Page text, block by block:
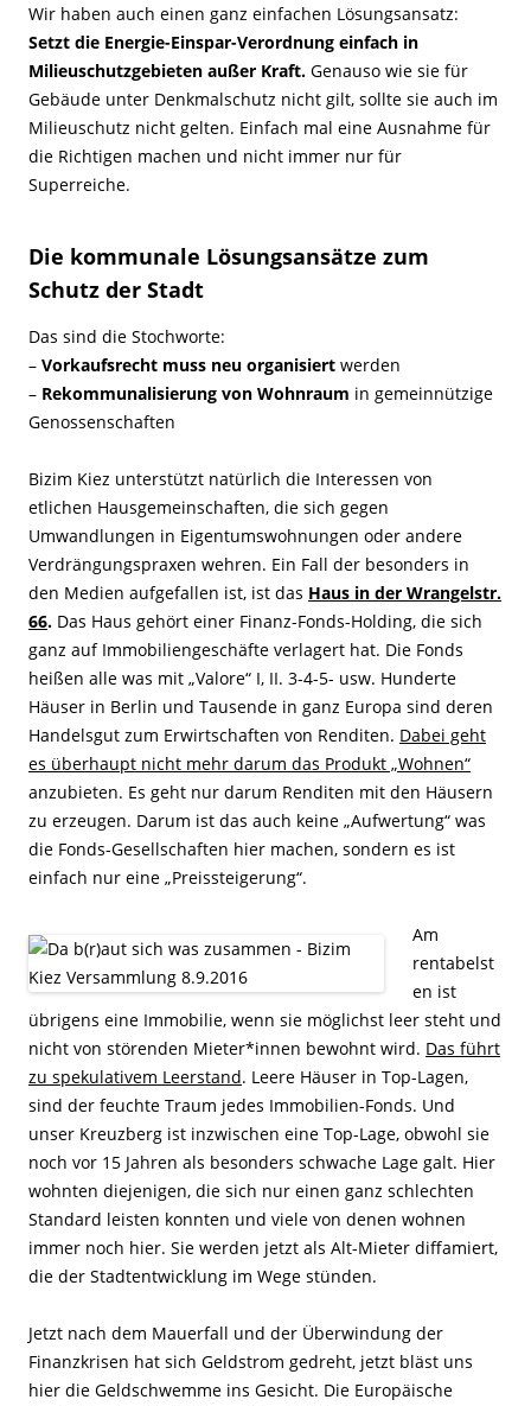
Wir haben auch einen ganz einfachen Lösungsansatz:
Setzt die Energie-Einspar-Verordnung einfach in
Milieuschutzgebieten außer Kraft. Genauso wie sie für
Gebäude unter Denkmalschutz nicht gilt, sollte sie auch im
Milieuschutz nicht gelten. Einfach mal eine Ausnahme für
die Richtigen machen und nicht immer nur für
Superreiche.
Die kommunale Lösungsansätze zum
Schutz der Stadt
Das sind die Stochworte:
– Vorkaufsrecht muss neu organisiert werden
– Rekommunalisierung von Wohnraum in gemeinnützige
Genossenschaften
Bizim Kiez unterstützt natürlich die Interessen von
etlichen Hausgemeinschaften, die sich gegen
Umwandlungen in Eigentumswohnungen oder andere
Verdrängungspraxen wehren. Ein Fall der besonders in
den Medien aufgefallen ist, ist das Haus in der Wrangelstr.
66. Das Haus gehört einer Finanz-Fonds-Holding, die sich
ganz auf Immobiliengeschäfte verlagert hat. Die Fonds
heißen alle was mit „Valore“ I, II. 3-4-5- usw. Hunderte
Häuser in Berlin und Tausende in ganz Europa sind deren
Handelsgut zum Erwirtschaften von Renditen. Dabei geht
es überhaupt nicht mehr darum das Produkt „Wohnen“
anzubieten. Es geht nur darum Renditen mit den Häusern
zu erzeugen. Darum ist das auch keine „Aufwertung“ was
die Fonds-Gesellschaften hier machen, sondern es ist
einfach nur eine „Preissteigerung“.
Am
rentabelst
en ist
übrigens eine Immobilie, wenn sie möglichst leer steht und
nicht von störenden Mieter*innen bewohnt wird. Das führt
zu spekulativem Leerstand. Leere Häuser in Top-Lagen,
sind der feuchte Traum jedes Immobilien-Fonds. Und
unser Kreuzberg ist inzwischen eine Top-Lage, obwohl sie
noch vor 15 Jahren als besonders schwache Lage galt. Hier
wohnten diejenigen, die sich nur einen ganz schlechten
Standard leisten konnten und viele von denen wohnen
immer noch hier. Sie werden jetzt als Alt-Mieter diffamiert,
die der Stadtentwicklung im Wege stünden.
Jetzt nach dem Mauerfall und der Überwindung der
Finanzkrisen hat sich Geldstrom gedreht, jetzt bläst uns
hier die Geldschwemme ins Gesicht. Die Europäische